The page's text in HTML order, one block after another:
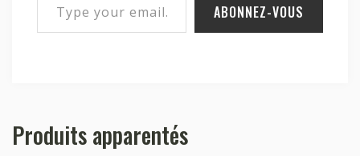
ABONNEZ-VOUS
Produits apparentés